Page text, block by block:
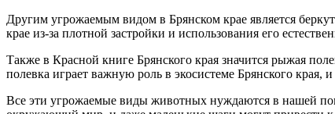
Другим угрожаемым видом в Брянском крае является
крае из-за плотной застройки и использования его
Также в Красной книге Брянского края значится рыжая
полевка играет важную роль в экосистеме Брянского края,
Все эти угрожаемые виды животных нуждаются в нашей